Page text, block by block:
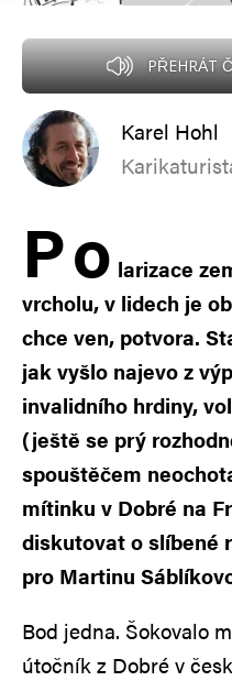
PŘEHRÁT
Karel Hohl
Po larizace
vrcholu, v lidech je
chce ven, potvora.
jak vyšlo najevo z
invalidního hrdiny,
(ještě se prý
spouštěčem
mítinku v Dobré na
diskutovat o slíbené
pro Martinu
Bod jedna. Šokovalo
útočník z Dobré v